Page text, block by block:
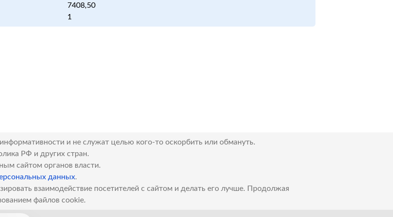
7408,50
1
и не служат целью кого-то оскорбить или обмануть.
РФ и других стран.
сайтом органов власти.
данных.
взаимодействие посетителей с сайтом и делать его лучше. Продолжая
файлов cookie.